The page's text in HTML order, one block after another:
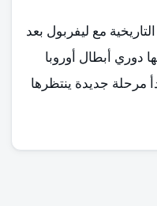
مع ليفربول بعد
دوري أبطال أوروبا
مرحلة جديدة ينتظرها